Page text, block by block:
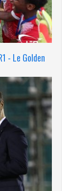
- Le Golden